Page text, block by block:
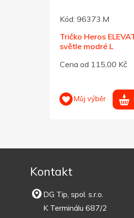
Kód: 96373.M
Tričko Heros
světle modré L
Cena od 115,00 Kč
Můj výběr
Kontakt
DG Tip, spol. s.r.o.
K Terminálu 687/2